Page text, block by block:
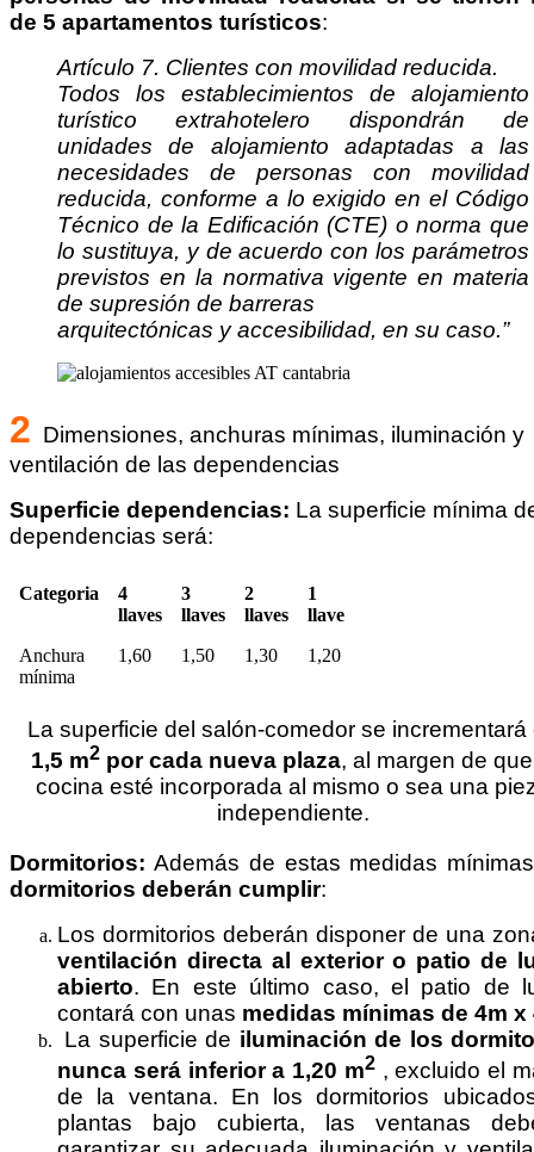
de 5 apartamentos turísticos:
Artículo 7. Clientes con movilidad reducida.
Todos los establecimientos de alojamiento
turístico extrahotelero dispondrán de
unidades de alojamiento adaptadas a las
necesidades de personas con movilidad
reducida, conforme a lo exigido en el Código
Técnico de la Edificación (CTE) o norma que
lo sustituya, y de acuerdo con los parámetros
previstos en la normativa vigente en materia
de supresión de barreras
arquitectónicas y accesibilidad, en su caso.”
2 Dimensiones, anchuras mínimas, iluminación y
ventilación de las dependencias
Superficie dependencias: La superficie mínima
dependencias será:
Categoria
4
llaves
3
llaves
2
llaves
1
llave
Anchura
mínima
1,60 1,50 1,30 1,20
La superficie del salón-comedor se incrementará
1,5 m2por cada nueva plaza, al margen de
cocina esté incorporada al mismo o sea una
independiente.
Dormitorios: Además de estas medidas
dormitorios deberán cumplir:
Los dormitorios deberán disponer de una
ventilación directa al exterior o patio de
abierto. En este último caso, el patio de
contará con unas medidas mínimas de 4m x
La superficie de iluminación de los
nunca será inferior a 1,20 m2, excluido el
de la ventana. En los dormitorios
plantas bajo cubierta, las ventanas